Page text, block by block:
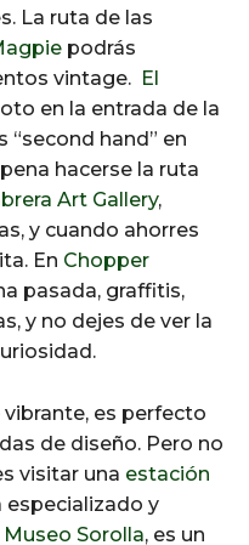
La ruta de las
podrás
vintage. El
en la entrada de la
hand” en
hacerse la ruta
Art Gallery,
y cuando ahorres
En Chopper
pasada, graffitis,
y no dejes de ver la
es perfecto
de diseño. Pero no
visitar una estación
especializado y
Museo Sorolla, es un